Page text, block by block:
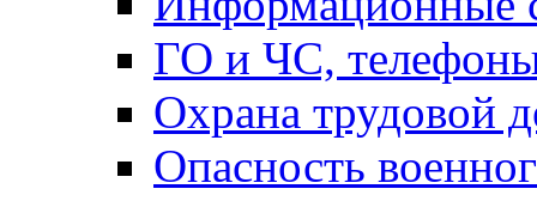
ГО и ЧС,
Охрана трудовой
Опасность